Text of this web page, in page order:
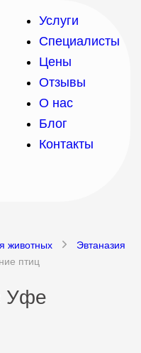
Услуги
Специалисты
Цены
Отзывы
О нас
Блог
Контакты
животных
Эвтаназия
птиц
Уфе